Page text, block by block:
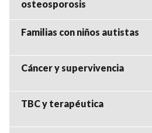
osteosporosis
Familias con niños autistas
Cáncer y supervivencia
TBC y terapéutica